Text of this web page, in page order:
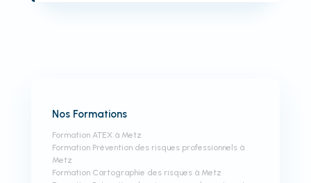
Nos Formations
Formation ATEX à Metz
Formation Prévention des risques professionnels à
Metz
Formation Cartographie des risques à Metz